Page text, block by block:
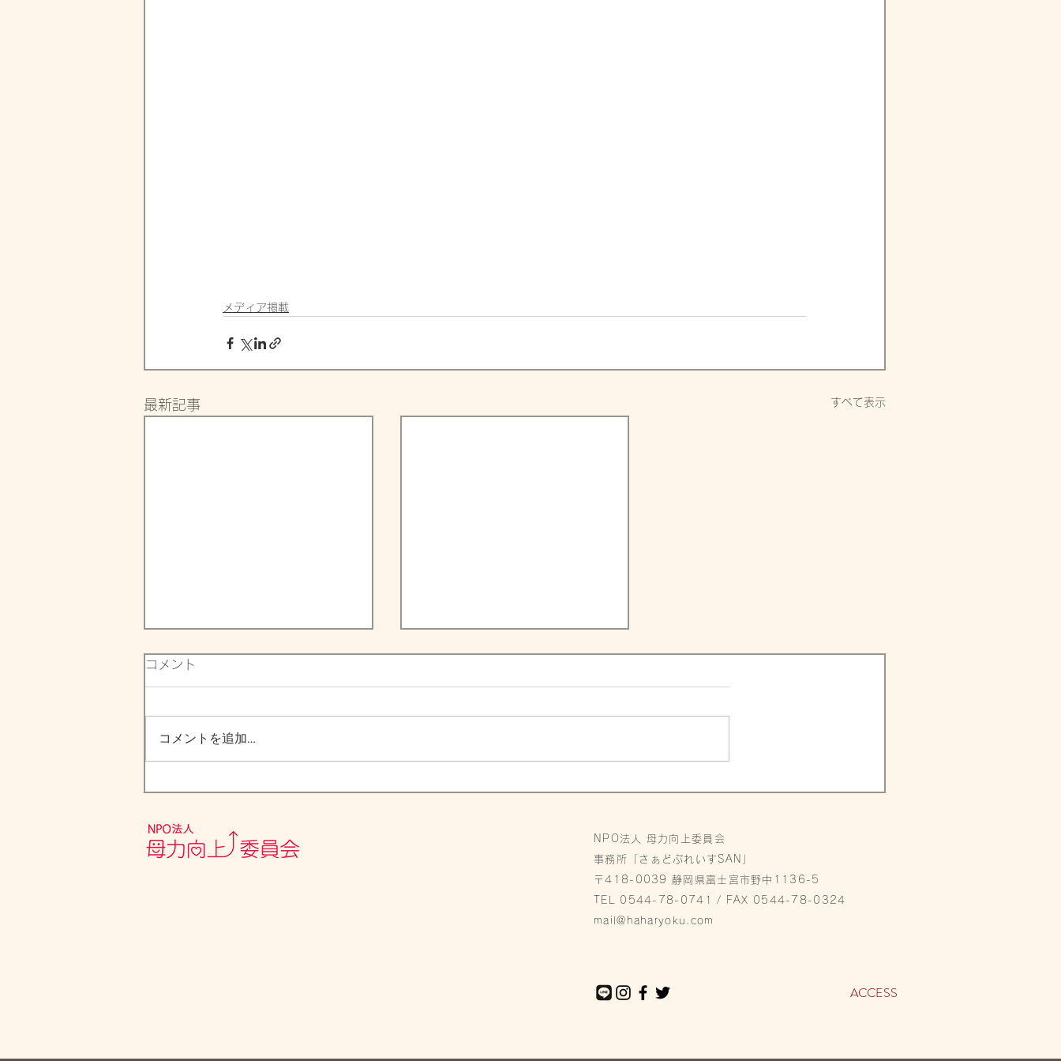
メディア掲載
最新記事 すべて表示
岳南朝日新聞5月掲載されま
岳南朝日新聞4月掲載されま
コメント
コメントを追加…
NPO法人 母力向上委員会
事務所「さぁどぷれいすSAN」
〒418-0039 静岡県富士宮市野中1136-5
TEL 0544-78-0741 / FAX 0544-78-0324
mail@haharyoku.com
ACCESS